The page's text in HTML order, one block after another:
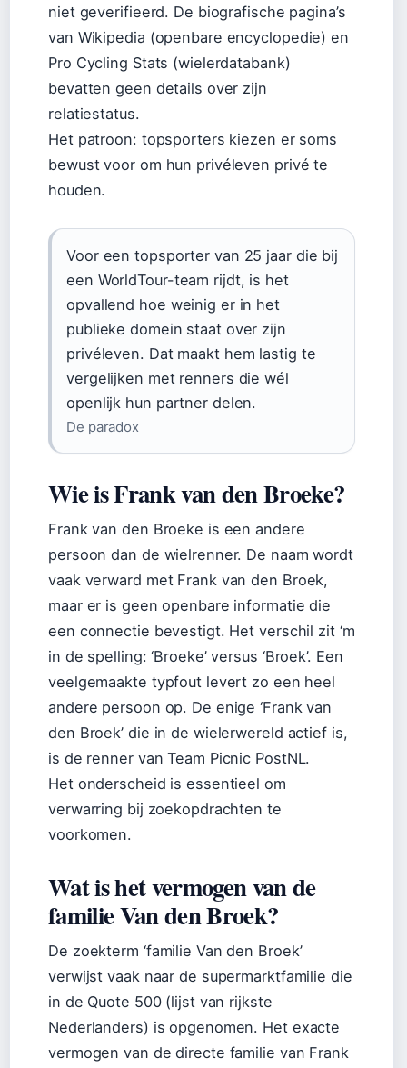
niet geverifieerd. De biografische pagina’s
van Wikipedia (openbare encyclopedie) en
Pro Cycling Stats (wielerdatabank)
bevatten geen details over zijn
relatiestatus.
Het patroon: topsporters kiezen er soms
bewust voor om hun privéleven privé te
houden.
Voor een topsporter van 25 jaar die bij
een WorldTour-team rijdt, is het
opvallend hoe weinig er in het
publieke domein staat over zijn
privéleven. Dat maakt hem lastig te
vergelijken met renners die wél
openlijk hun partner delen.
De paradox
Wie is Frank van den Broeke?
Frank van den Broeke is een andere
persoon dan de wielrenner. De naam wordt
vaak verward met Frank van den Broek,
maar er is geen openbare informatie die
een connectie bevestigt. Het verschil zit ‘m
in de spelling: ‘Broeke’ versus ‘Broek’. Een
veelgemaakte typfout levert zo een heel
andere persoon op. De enige ‘Frank van
den Broek’ die in de wielerwereld actief is,
is de renner van Team Picnic PostNL.
Het onderscheid is essentieel om
verwarring bij zoekopdrachten te
voorkomen.
Wat is het vermogen van de
familie Van den Broek?
De zoekterm ‘familie Van den Broek’
verwijst vaak naar de supermarktfamilie die
in de Quote 500 (lijst van rijkste
Nederlanders) is opgenomen. Het exacte
vermogen van de directe familie van Frank